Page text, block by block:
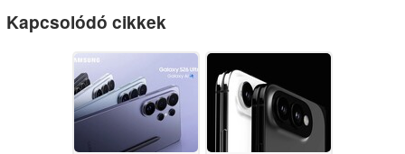
Kapcsolódó cikkek